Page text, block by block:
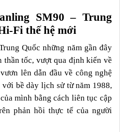
SM90 – Trung
Fi thế hệ mới
Quốc những năm gần đây
thần tốc, vượt qua định kiến về
lên dẫn đầu về công nghệ
bề dày lịch sử từ năm 1988,
mình bằng cách liên tục cập
phản hồi thực tế của người